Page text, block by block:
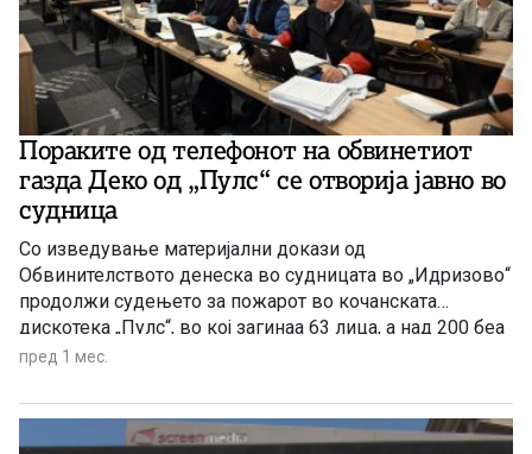
Пораките од телефонот на обвинетиот
газда Деко од „Пулс“ се отворија јавно во
судница
Со изведување материјални докази од
Обвинителството денеска во судницата во „Идризово“
продолжи судењето за пожарот во кочанската
дискотека „Пулс“, во кој загинаа 63 лица, а над 200 беа
повредени
пред 1 мес.